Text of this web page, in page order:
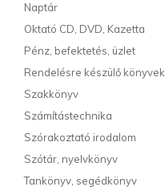
Naptár
Oktató CD, DVD, Kazetta
Pénz, befektetés, üzlet
Rendelésre készülő könyvek
Szakkönyv
Számítástechnika
Szórakoztató irodalom
Szótár, nyelvkönyv
Tankönyv, segédkönyv